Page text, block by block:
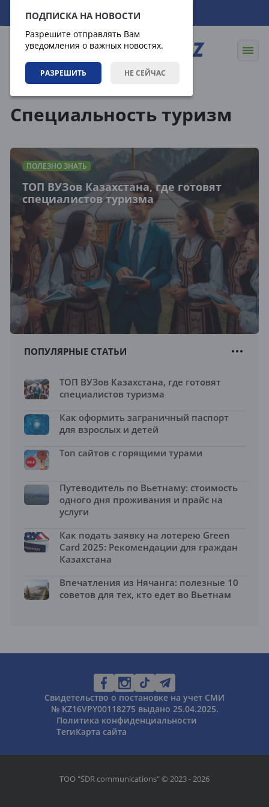
ПОДПИСКА НА НОВОСТИ
Разрешите отправлять Вам
уведомления о важных новостях.
РАЗРЕШИТЬ НЕ СЕЙЧАС
06.08.2026 14:09:09
Специальность туризм
ПОЛЕЗНО ЗНАТЬ
ТОП ВУЗов Казахстана, где готовят
специалистов туризма
ПОПУЛЯРНЫЕ СТАТЬИ
ТОП ВУЗов Казахстана, где готовят
специалистов туризма
Как оформить заграничный паспорт
для взрослых и детей
Топ сайтов с горящими турами
Путеводитель по Вьетнаму: стоимость
одного дня проживания и прайс на
услуги
Как подать заявку на лотерею Green
Card 2025: Рекомендации для граждан
Казахстана
Впечатления из Нячанга: полезные 10
советов для тех, кто едет во Вьетнам
Свидетельство о постановке на учет СМИ
№ KZ16VPY00118275 выдано 25.04.2025.
Политика конфиденциальности
ТегиКарта сайта
ТОО "SDR communications" © 2023 - 2026